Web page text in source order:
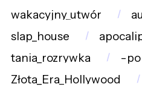
wakacyjny_utwór
slap_house
tania_rozrywka
-po
Złota_Era_Hollywood